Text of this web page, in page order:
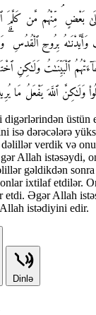
بَعْضٍ ۘ مِّنْهُم مَّن كَلَّمَ
وَأَيَّدْنَـٰهُ بِرُوحِ ٱلْقُدُسِ
ٱلْبَيِّنَـٰتُ وَلَـٰكِنِ
وَلَـٰكِنَّ ٱللَّهَ يَفْعَلُ مَا
üstün
isə dərəcələrə
dəlillər verdik və
Allah istəsəydi,
gəldikdən
ixtilaf etdilər.
etdi. Əgər Allah
istədiyini edir.
Dinlə